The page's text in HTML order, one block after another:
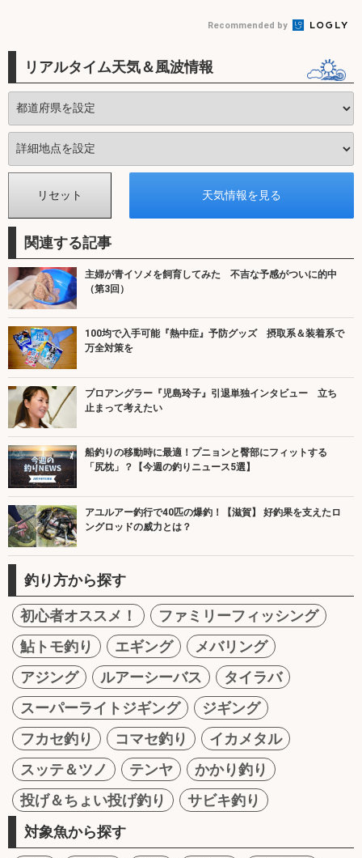
Recommended by
リアルタイム天気＆風波情報
関連する記事
主婦が青イソメを飼育してみた 不吉な予感がついに的中
（第3回）
100均で入手可能『熱中症』予防グッズ 摂取系＆装着系で
万全対策を
プロアングラー『児島玲子』引退単独インタビュー 立ち
止まって考えたい
船釣りの移動時に最適！プニョンと臀部にフィットする
「尻枕」？【今週の釣りニュース5選】
アユルアー釣行で40匹の爆釣！【滋賀】 好釣果を支えたロ
ングロッドの威力とは？
釣り方から探す
初心者オススメ！
ファミリーフィッシング
鮎トモ釣り
エギング
メバリング
アジング
ルアーシーバス
タイラバ
スーパーライトジギング
ジギング
フカセ釣り
コマセ釣り
イカメタル
スッテ＆ツノ
テンヤ
かかり釣り
投げ＆ちょい投げ釣り
サビキ釣り
対象魚から探す